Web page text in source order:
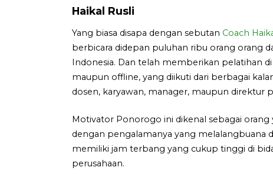
Haikal Rusli
Yang biasa disapa dengan sebutan Coach
berbicara didepan puluhan ribu orang orang
Indonesia. Dan telah memberikan pelatihan
maupun offline, yang diikuti dari berbagai
dosen, karyawan, manager, maupun direktur
Motivator Ponorogo ini dikenal sebagai
dengan pengalamanya yang melalangbuana
memiliki jam terbang yang cukup tinggi di
perusahaan.